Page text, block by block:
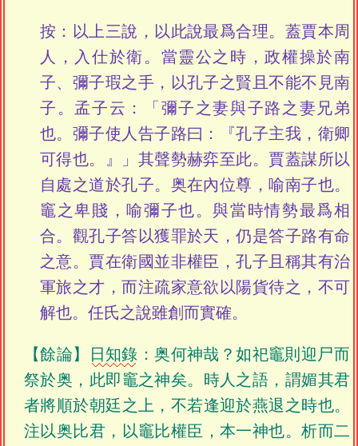
按：以上三說，以此說最爲合理。蓋賈本周
人，入仕於衛。當靈公之時，政權操於南
子、彌子瑕之手，以孔子之賢且不能不見南
子。孟子云：「彌子之妻與子路之妻兄弟
也。彌子使人告子路曰：『孔子主我，衛卿
可得也。』」其聲勢赫弈至此。賈蓋謀所以
自處之道於孔子。奥在內位尊，喻南子也。
竈之卑賤，喻彌子也。與當時情勢最爲相
合。觀孔子答以獲罪於天，仍是答子路有命
之意。賈在衛國並非權臣，孔子且稱其有治
軍旅之才，而注疏家意欲以陽貨待之，不可
解也。任氏之說雖創而實確。
【餘論】 日知錄 ：奥何神哉？如祀竈則迎尸而
祭於奥，此即竈之神矣。時人之語，謂媚其君
者將順於朝廷之上，不若逢迎於燕退之時也。
注以奥比君，以竈比權臣，本一神也。析而二